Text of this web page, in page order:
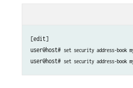
[edit]
user@host# set security address-book
user@host# set security address-book